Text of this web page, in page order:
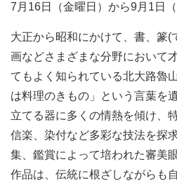
7月16日（金曜日）から9月1日（
大正から昭和にかけて、書、篆(
画などさまざまな分野において
てもよく知られている北大路魯
は料理のきもの」という言葉を
立てる器に多くの情熱を傾け、
信楽、染付など多彩な技法を探
集、鑑賞によって培われた審美
作品は、伝統に根ざしながらも